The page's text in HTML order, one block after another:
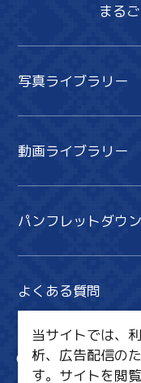
まる
写真ライブラリー
動画ライブラリー
パンフレットダウ
よくある質問
サイト内検索
当サイトでは、
析、広告配信の
す。サイトを閲